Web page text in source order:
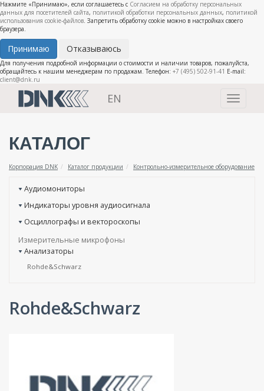
Нажмите «Принимаю», если соглашаетесь с Согласием на обработку персональных
данных для посетителей сайта, политикой обработки персональных данных, политикой
использования cookie-файлов. Запретить обработку cookie можно в настройках своего
браузера.
Принимаю Отказываюсь
Для получения подробной информации о стоимости и наличии товаров, пожалуйста,
обращайтесь к нашим менеджерам по продажам. Телефон: +7 (495) 502-91-41 E-mail:
client@dnk.ru
Toggle
EN
КАТАЛОГ
Корпорация DNK Каталог продукции Контрольно-измерительное оборудование
Аудиомониторы
Индикаторы уровня аудиосигнала
Осциллографы и вектороскопы
Измерительные микрофоны
Анализаторы
Rohde&Schwarz
Rohde&Schwarz